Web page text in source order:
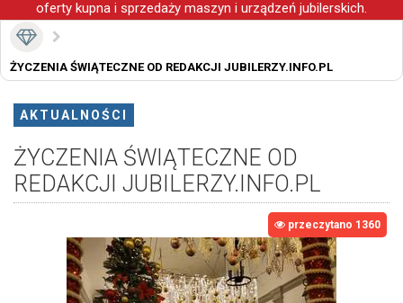
oferty kupna i sprzedaży maszyn i urządzeń jubilerskich.
ŻYCZENIA ŚWIĄTECZNE OD REDAKCJI JUBILERZY.INFO.PL
AKTUALNOŚCI
ŻYCZENIA ŚWIĄTECZNE OD
REDAKCJI JUBILERZY.INFO.PL
przeczytano 1360